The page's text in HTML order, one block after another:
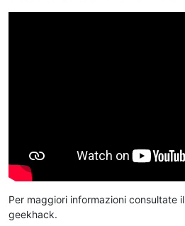
Per maggiori informazioni consultate il
geekhack.